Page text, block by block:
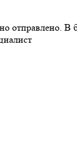
отправлено. В